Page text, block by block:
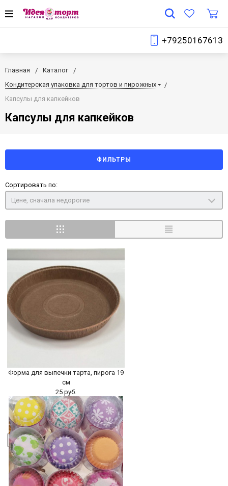
+79250167613
Главная
Каталог
Кондитерская упаковка для тортов и пирожных
Капсулы для капкейков
Капсулы для капкейков
ФИЛЬТРЫ
Сортировать по:
Цене, сначала недорогие
Форма для выпечки тарта, пирога 19
см
25 руб.
БЫСТРЫЙ ПРОСМОТР
- + В КОРЗИНУ